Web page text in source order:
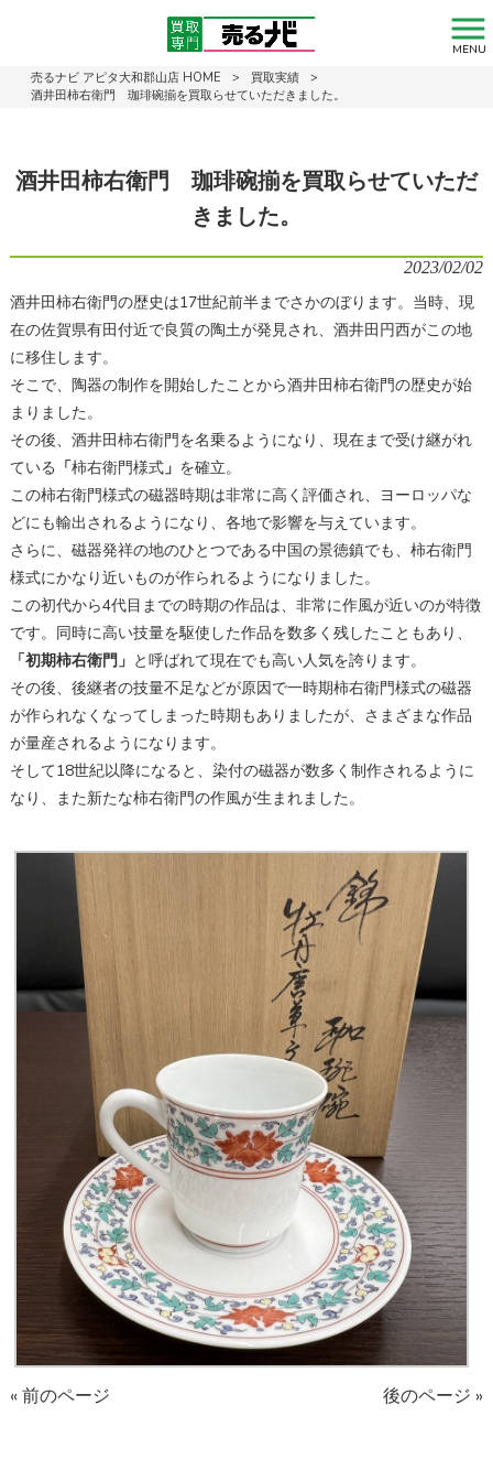
MENU
売るナビ アピタ大和郡山店 HOME > 買取実績
>
酒井田柿右衛門 珈琲碗揃を買取らせていただきました。
酒井田柿右衛門 珈琲碗揃を買取らせていただ
きました。
2023/02/02
酒井田柿右衛門の歴史は17世紀前半までさかのぼります。当時、現
在の佐賀県有田付近で良質の陶土が発見され、酒井田円西がこの地
に移住します。
そこで、陶器の制作を開始したことから酒井田柿右衛門の歴史が始
まりました。
その後、酒井田柿右衛門を名乗るようになり、現在まで受け継がれ
ている 「柿右衛門様式」 を確立。
この柿右衛門様式の磁器時期は非常に高く評価され、ヨーロッパな
どにも輸出されるようになり、各地で影響を与えています。
さらに、磁器発祥の地のひとつである中国の景徳鎮でも、柿右衛門
様式にかなり近いものが作られるようになりました。
この初代から4代目までの時期の作品は、非常に作風が近いのが特徴
です。同時に高い技量を駆使した作品を数多く残したこともあり、
「初期柿右衛門」 と呼ばれて現在でも高い人気を誇ります。
その後、後継者の技量不足などが原因で一時期柿右衛門様式の磁器
が作られなくなってしまった時期もありましたが、さまざまな作品
が量産されるようになります。
そして18世紀以降になると、染付の磁器が数多く制作されるように
なり、また新たな柿右衛門の作風が生まれました。
« 前のページ 後のページ »